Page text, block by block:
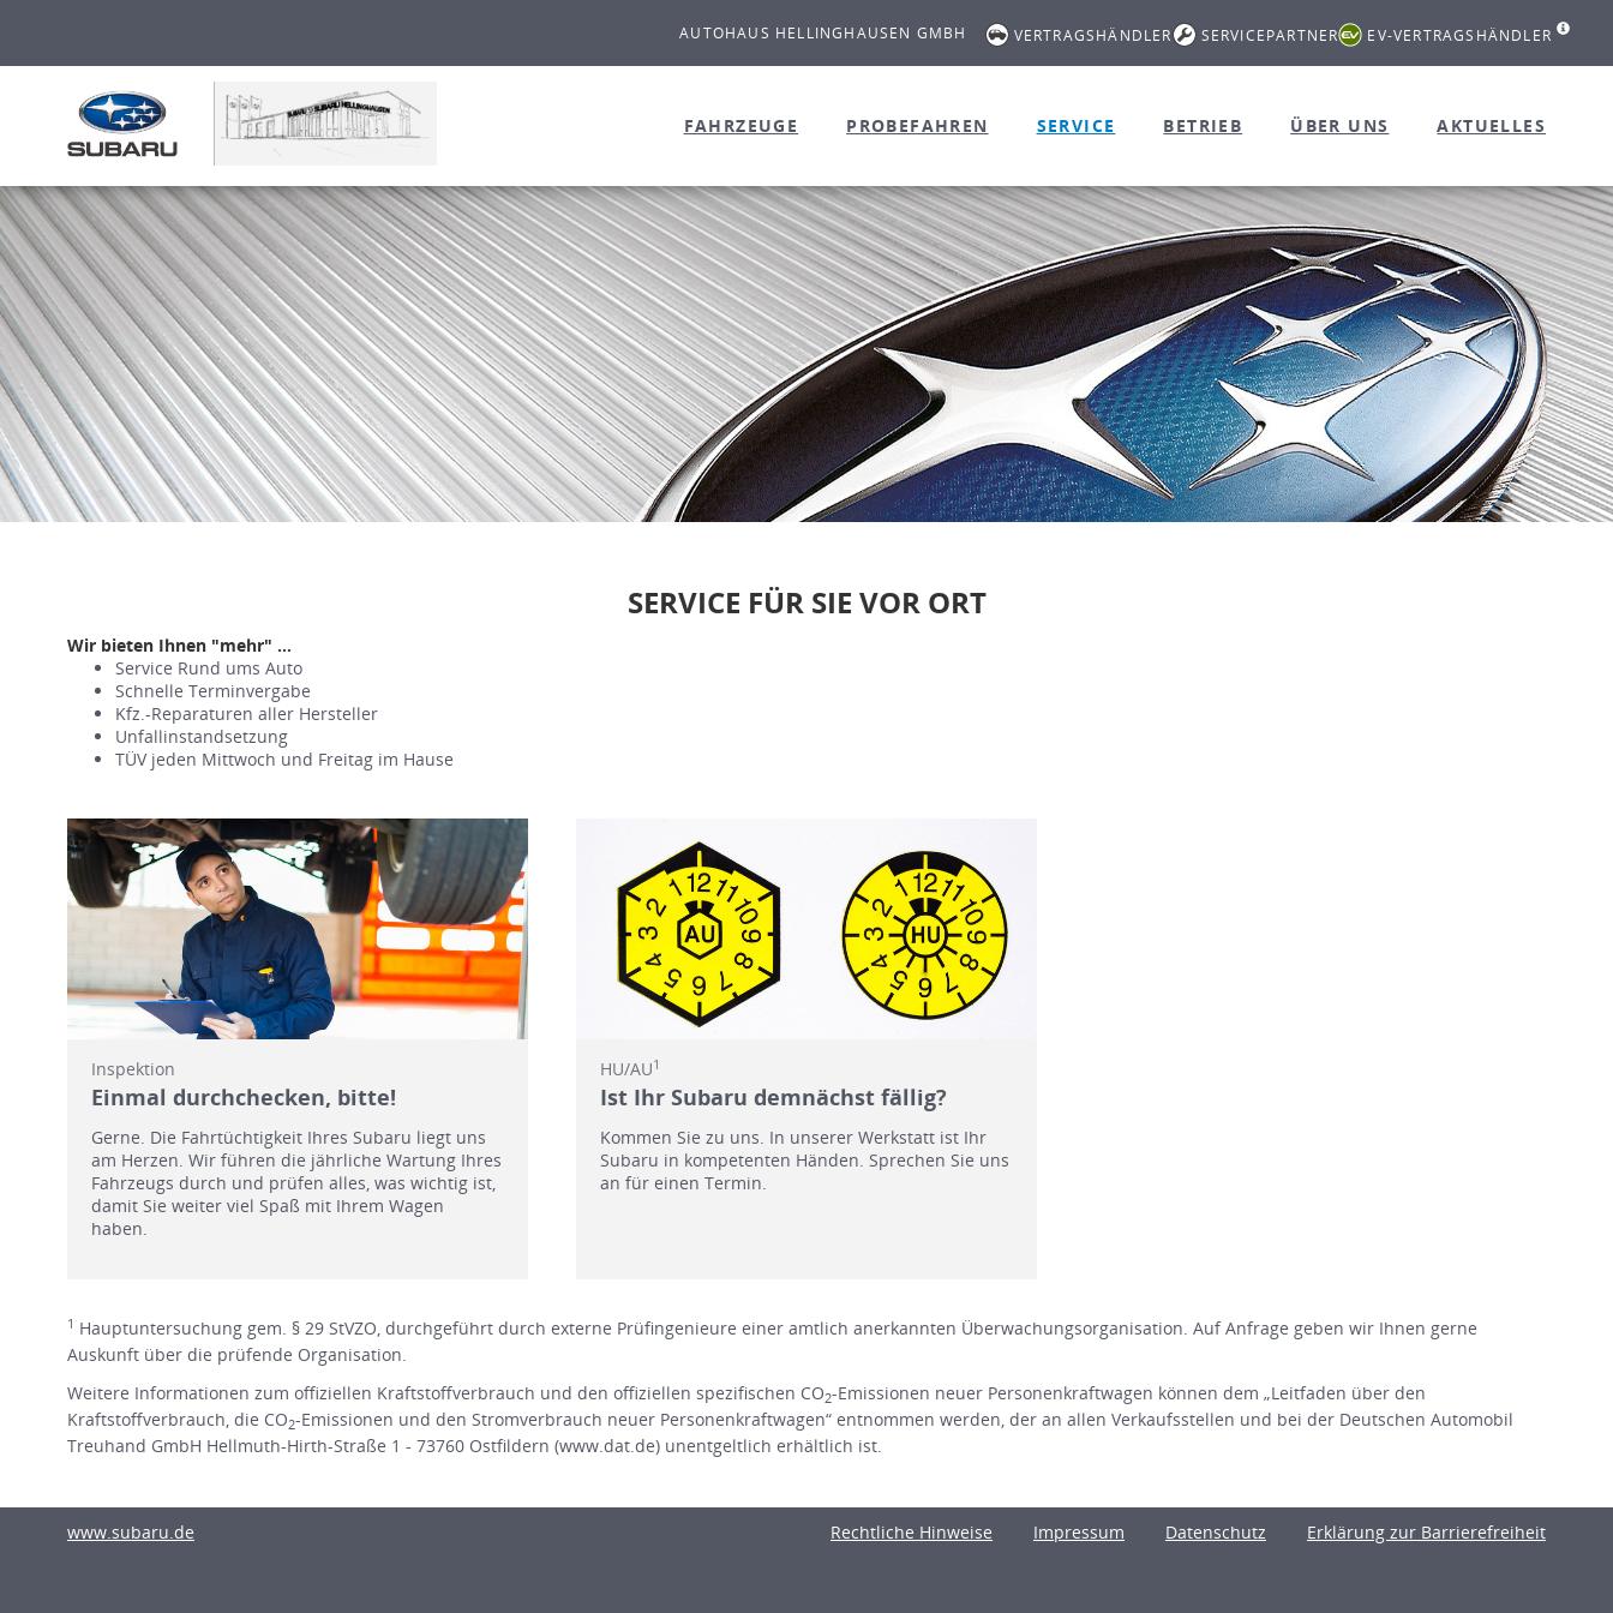
AUTOHAUS HELLINGHAUSEN GMBH VERTRAGSHÄNDLER SERVICEPARTNER EV-VERTRAGSHÄNDLER
FAHRZEUGE PROBEFAHREN SERVICE BETRIEB ÜBER UNS AKTUELLES
SERVICE FÜR SIE VOR ORT
Wir bieten Ihnen "mehr" ...
Service Rund ums Auto
Schnelle Terminvergabe
Kfz.-Reparaturen aller Hersteller
Unfallinstandsetzung
TÜV jeden Mittwoch und Freitag im Hause
Inspektion
Einmal durchchecken, bitte!
Gerne. Die Fahrtüchtigkeit Ihres Subaru liegt uns
am Herzen. Wir führen die jährliche Wartung Ihres
Fahrzeugs durch und prüfen alles, was wichtig ist,
damit Sie weiter viel Spaß mit Ihrem Wagen
haben.
HU/AU1
Ist Ihr Subaru demnächst fällig?
Kommen Sie zu uns. In unserer Werkstatt ist Ihr
Subaru in kompetenten Händen. Sprechen Sie uns
an für einen Termin.
1 Hauptuntersuchung gem. § 29 StVZO, durchgeführt durch externe Prüfingenieure einer amtlich anerkannten Überwachungsorganisation. Auf Anfrage geben wir Ihnen gerne
Auskunft über die prüfende Organisation.
Weitere Informationen zum offiziellen Kraftstoffverbrauch und den offiziellen spezifischen CO2-Emissionen neuer Personenkraftwagen können dem „Leitfaden über den
Kraftstoffverbrauch, die CO2-Emissionen und den Stromverbrauch neuer Personenkraftwagen“ entnommen werden, der an allen Verkaufsstellen und bei der Deutschen Automobil
Treuhand GmbH Hellmuth-Hirth-Straße 1 - 73760 Ostfildern (www.dat.de) unentgeltlich erhältlich ist.
www.subaru.de Rechtliche Hinweise Impressum Datenschutz Erklärung zur Barrierefreiheit